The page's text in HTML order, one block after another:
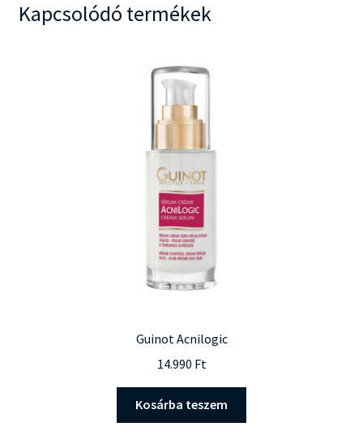
Kapcsolódó termékek
Guinot Acnilogic
14.990 Ft
Kosárba teszem